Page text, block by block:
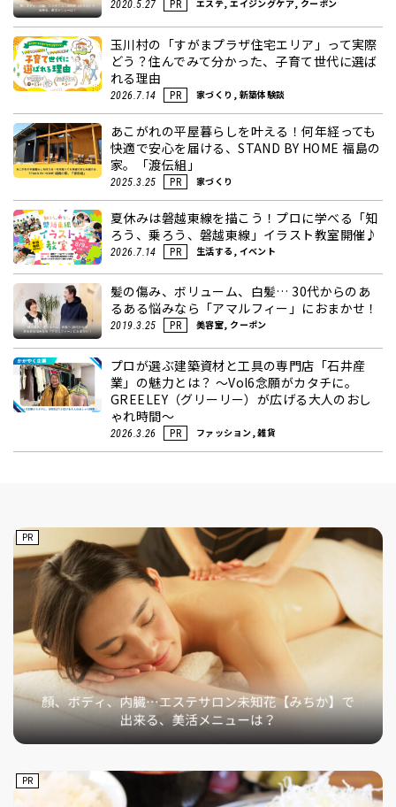
2020.5.27 PR エステ, エイジングケア, クーポン
玉川村の「すがまプラザ住宅エリア」って実際
どう？住んでみて分かった、子育て世代に選ば
れる理由
2026.7.14 PR 家づくり, 新築体験談
あこがれの平屋暮らしを叶える！何年経っても
快適で安心を届ける、STAND BY HOME 福島の
家。「渡伝組」
2025.3.25 PR 家づくり
夏休みは磐越東線を描こう！プロに学べる「知
ろう、乗ろう、磐越東線」イラスト教室開催♪
2026.7.14 PR 生活する, イベント
髪の傷み、ボリューム、白髪… 30代からのあ
るある悩みなら「アマルフィー」におまかせ！
2019.3.25 PR 美容室, クーポン
プロが選ぶ建築資材と工具の専門店「石井産
業」の魅力とは？ ～Vol6念願がカタチに。
GREELEY（グリーリー）が広げる大人のおし
ゃれ時間～
2026.3.26 PR ファッション, 雑貨
PR
PR